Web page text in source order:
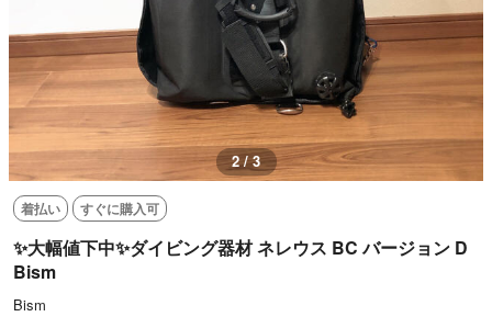
3 / 3
着払い すぐに購入可
✨大幅値下中✨ダイビング器材 ネレウス BC バージョン D
Bism
Bism